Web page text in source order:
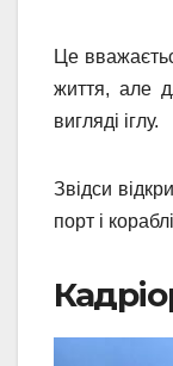
Це
життя, але
вигляді іглу.
Звідси
порт і